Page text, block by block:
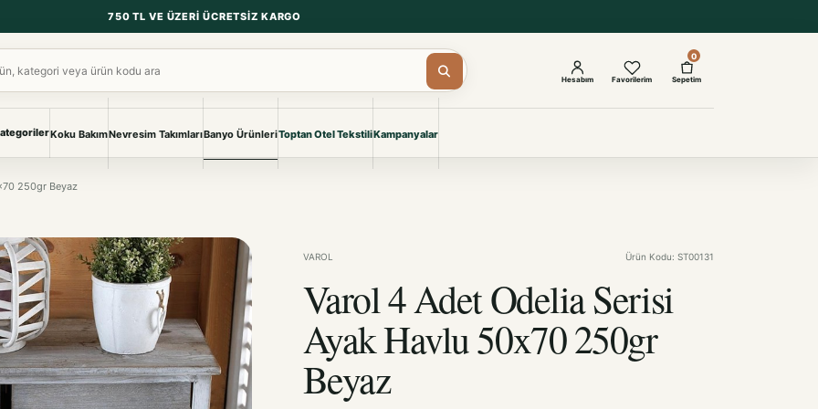
750 TL VE ÜZERI ÜCRETSIZ KARGO
Çarşaf & Çarşaf Takımı
BEBEK
Bebek Ürünleri
KURUMSAL ÇÖZÜMLER
Projelere özel, dayanıklı tekstil
seçkileri.
Koku BakımNevresim TakımlarıBanyo ÜrünleriToptan Otel TekstiliKampanyalar
Hesabım Favorilerim
0
Sepetim
250gr Beyaz
VAROL Ürün Kodu: ST00131
Varol 4 Adet Odelia Serisi
Ayak Havlu 50x70 250gr
Beyaz